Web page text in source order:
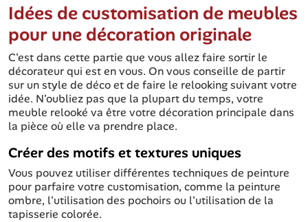
Idées de customisation de meubles
pour une décoration originale
C'est dans cette partie que vous allez faire sortir le
décorateur qui est en vous. On vous conseille de partir
sur un style de déco et de faire le relooking suivant votre
idée. N'oubliez pas que la plupart du temps, votre
meuble relooké va être votre décoration principale dans
la pièce où elle va prendre place.
Créer des motifs et textures uniques
Vous pouvez utiliser différentes techniques de peinture
pour parfaire votre customisation, comme la peinture
ombre, l'utilisation des pochoirs ou l'utilisation de la
tapisserie colorée.